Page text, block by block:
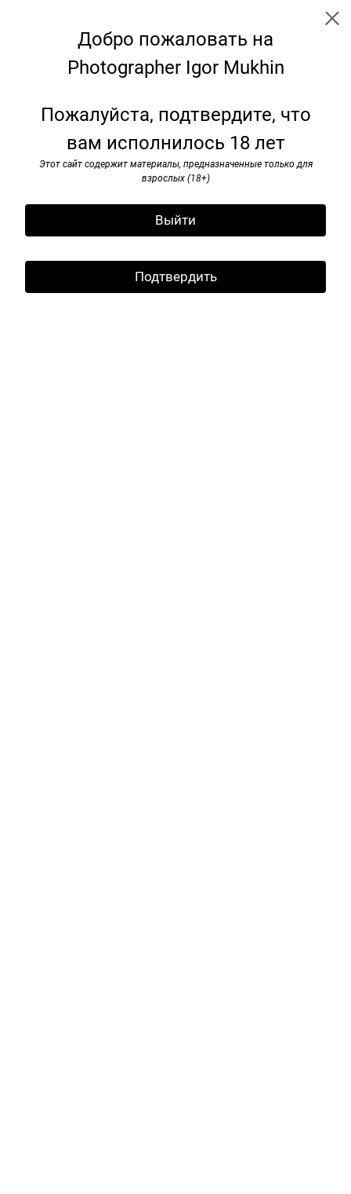
Добро пожаловать на
Photographer Igor Mukhin
Пожалуйста, подтвердите, что
вам исполнилось 18 лет
Этот сайт содержит материалы, предназначенные только для
взрослых (18+)
Выйти
Подтвердить
Paris. 1999